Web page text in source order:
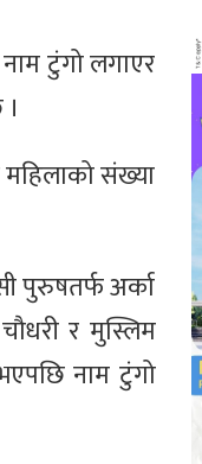
टुंगो लगाएर
महिलाको संख्या
पुरुषतर्फ अर्का
र मुस्लिम
नाम टुंगो